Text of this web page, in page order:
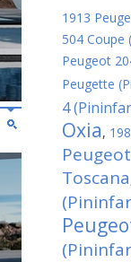
1913
504 Coupe
Peugeot
Peugette
4
Oxia,
Toscana